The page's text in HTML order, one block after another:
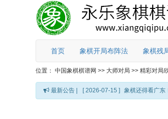
首页 象棋开局布阵法 象棋残
位置： 中国象棋棋谱网 >> 大师对局 >> 精彩对局
最新公告 | [ 2026-07-15 ] 象棋还得看广东